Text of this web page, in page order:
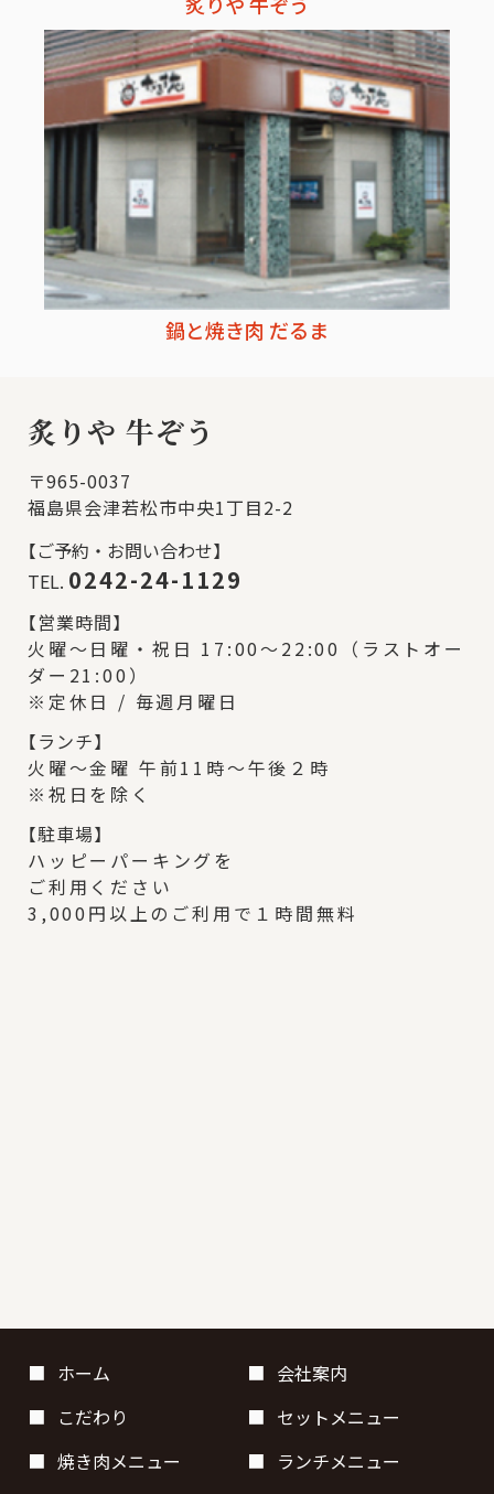
鍋と焼き肉 だるま
炙りや 牛ぞう
〒965-0037
福島県会津若松市中央1丁目2-2
【ご予約・お問い合わせ】
TEL. 0242-24-1129
【営業時間】
火曜～日曜・祝日 17:00～22:00（ラストオー
ダー21:00）
※定休日 / 毎週月曜日
【ランチ】
火曜～金曜 午前11時～午後２時
※祝日を除く
【駐車場】
ハッピーパーキングを
ご利用ください
3,000円以上のご利用で１時間無料
ホーム
会社案内
こだわり
セットメニュー
焼き肉メニュー
ランチメニュー